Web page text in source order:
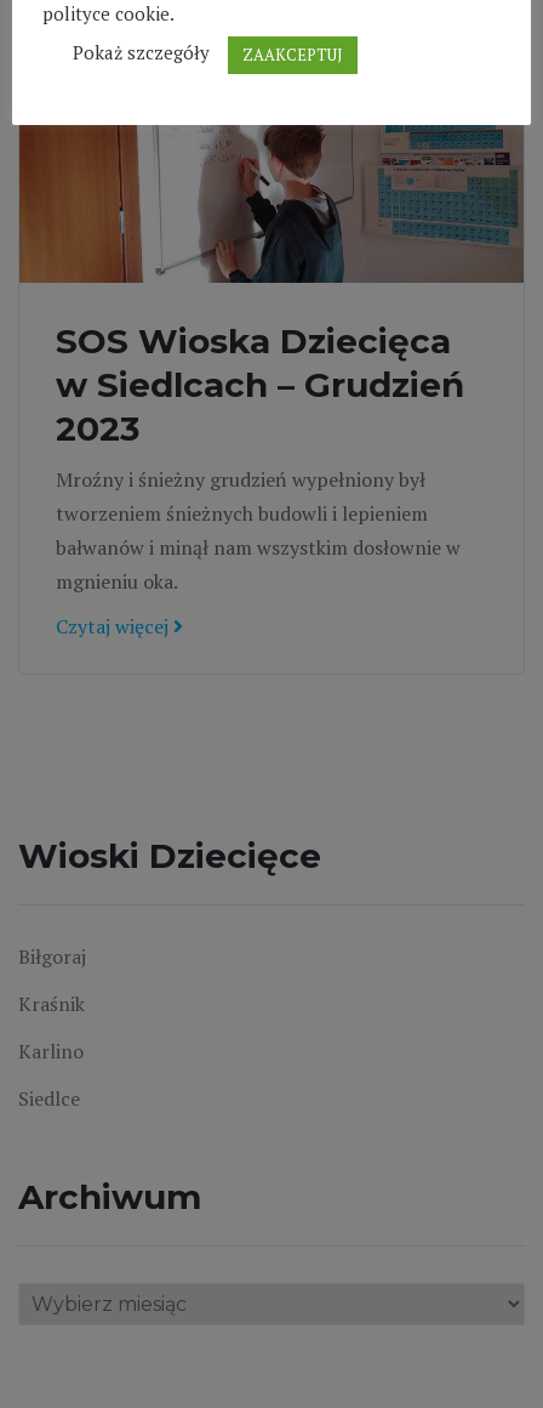
SOS Wioska Dziecięca
w Siedlcach – Grudzień
2023
Mroźny i śnieżny grudzień wypełniony był
tworzeniem śnieżnych budowli i lepieniem
bałwanów i minął nam wszystkim dosłownie w
mgnieniu oka.
Czytaj więcej
Wioski Dziecięce
Biłgoraj
Kraśnik
Karlino
Siedlce
Archiwum
Archiwum
polityce cookie.
Pokaż szczegóły
ZAAKCEPTUJ